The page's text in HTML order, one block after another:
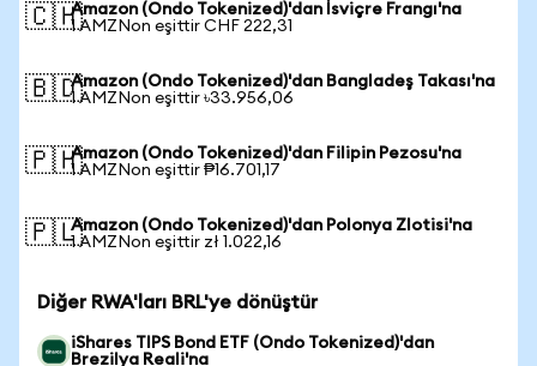
🇨🇭Amazon (Ondo Tokenized)'dan İsviçre Frangı'na
1 AMZNon eşittir CHF 222,31
🇧🇩Amazon (Ondo Tokenized)'dan Bangladeş Takası'na
1 AMZNon eşittir ৳33.956,06
🇵🇭Amazon (Ondo Tokenized)'dan Filipin Pezosu'na
1 AMZNon eşittir ₱16.701,17
🇵🇱Amazon (Ondo Tokenized)'dan Polonya Zlotisi'na
1 AMZNon eşittir zł 1.022,16
Diğer RWA'ları BRL'ye dönüştür
iShares TIPS Bond ETF (Ondo Tokenized)'dan
Brezilya Reali'na